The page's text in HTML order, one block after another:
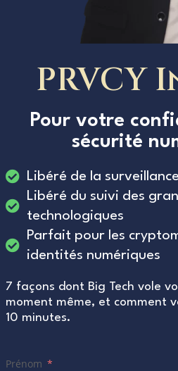
PRVCY
Pour votre
sécurité
Libéré de la
Libéré du suivi des
technologiques
Parfait pour les
identités numériques
7 façons dont Big Tech vole
moment même, et comment
10 minutes.
Prénom